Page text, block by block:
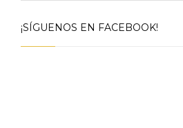
¡SÍGUENOS EN FACEBOOK!